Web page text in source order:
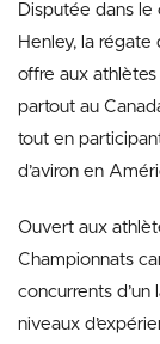
Disputée dans le
Henley, la régate
offre aux
partout au
tout en
d’aviron en
Ouvert aux
Championnats
concurrents
niveaux